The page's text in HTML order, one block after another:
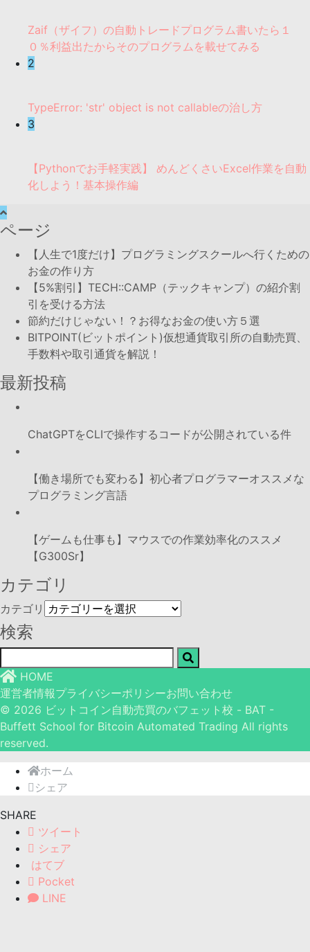
Zaif（ザイフ）の自動トレードプログラム書いたら１
０％利益出たからそのプログラムを載せてみる
2
TypeError: 'str' object is not callableの治し方
3
【Pythonでお手軽実践】 めんどくさいExcel作業を自動
化しよう！基本操作編
ページ
【人生で1度だけ】プログラミングスクールへ行くための
お金の作り方
【5%割引】TECH::CAMP（テックキャンプ）の紹介割
引を受ける方法
節約だけじゃない！？お得なお金の使い方５選
BITPOINT(ビットポイント)仮想通貨取引所の自動売買、
手数料や取引通貨を解説！
最新投稿
ChatGPTをCLIで操作するコードが公開されている件
【働き場所でも変わる】初心者プログラマーオススメな
プログラミング言語
【ゲームも仕事も】マウスでの作業効率化のススメ
【G300Sr】
カテゴリ
カテゴリ
検索
HOME
運営者情報プライバシーポリシーお問い合わせ
© 2026 ビットコイン自動売買のバフェット校 - BAT -
Buffett School for Bitcoin Automated Trading All rights
reserved.
ホーム
シェア
SHARE
ツイート
シェア
はてブ
Pocket
LINE